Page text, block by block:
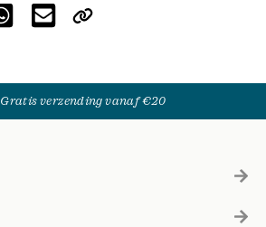
Gratis verzending vanaf €20